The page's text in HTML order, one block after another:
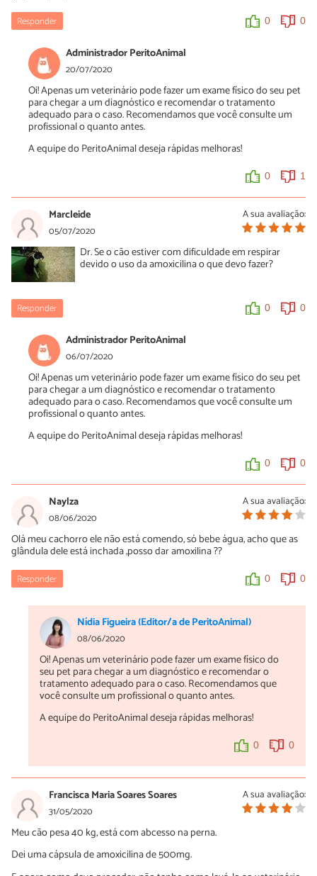
Responder 0 0
Administrador PeritoAnimal
20/07/2020
Oi! Apenas um veterinário pode fazer um exame físico do seu pet
para chegar a um diagnóstico e recomendar o tratamento
adequado para o caso. Recomendamos que você consulte um
profissional o quanto antes.
A equipe do PeritoAnimal deseja rápidas melhoras!
0 1
A sua avaliação:
Marcleide
05/07/2020
Dr. Se o cão estiver com dificuldade em respirar
devido o uso da amoxicilina o que devo fazer?
Responder 0 0
Administrador PeritoAnimal
06/07/2020
Oi! Apenas um veterinário pode fazer um exame físico do seu pet
para chegar a um diagnóstico e recomendar o tratamento
adequado para o caso. Recomendamos que você consulte um
profissional o quanto antes.
A equipe do PeritoAnimal deseja rápidas melhoras!
0 0
A sua avaliação:
Naylza
08/06/2020
Olá meu cachorro ele não está comendo, só bebe água, acho que as
glândula dele está inchada ,posso dar amoxilina ??
Responder 0 0
Nídia Figueira (Editor/a de PeritoAnimal)
08/06/2020
Oi! Apenas um veterinário pode fazer um exame físico do
seu pet para chegar a um diagnóstico e recomendar o
tratamento adequado para o caso. Recomendamos que
você consulte um profissional o quanto antes.
A equipe do PeritoAnimal deseja rápidas melhoras!
0 0
A sua avaliação:
Francisca Maria Soares Soares
31/05/2020
Meu cão pesa 40 kg, está com abcesso na perna.
Dei uma cápsula de amoxicilina de 500mg.